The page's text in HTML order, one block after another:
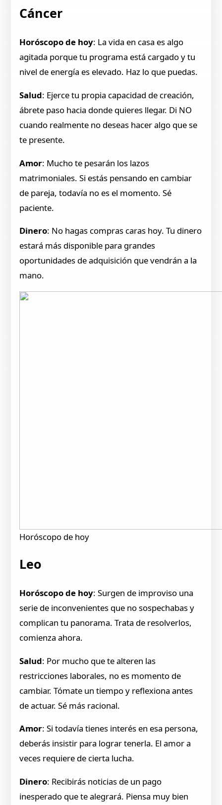
Cáncer
Horóscopo de hoy: La vida en casa es algo
agitada porque tu programa está cargado y tu
nivel de energía es elevado. Haz lo que puedas.
Salud: Ejerce tu propia capacidad de creación,
ábrete paso hacia donde quieres llegar. Di NO
cuando realmente no deseas hacer algo que se
te presente.
Amor: Mucho te pesarán los lazos
matrimoniales. Si estás pensando en cambiar
de pareja, todavía no es el momento. Sé
paciente.
Dinero: No hagas compras caras hoy. Tu dinero
estará más disponible para grandes
oportunidades de adquisición que vendrán a la
mano.
Horóscopo de hoy
Leo
Horóscopo de hoy: Surgen de improviso una
serie de inconvenientes que no sospechabas y
complican tu panorama. Trata de resolverlos,
comienza ahora.
Salud: Por mucho que te alteren las
restricciones laborales, no es momento de
cambiar. Tómate un tiempo y reflexiona antes
de actuar. Sé más racional.
Amor: Si todavía tienes interés en esa persona,
deberás insistir para lograr tenerla. El amor a
veces requiere de cierta lucha.
Dinero: Recibirás noticias de un pago
inesperado que te alegrará. Piensa muy bien